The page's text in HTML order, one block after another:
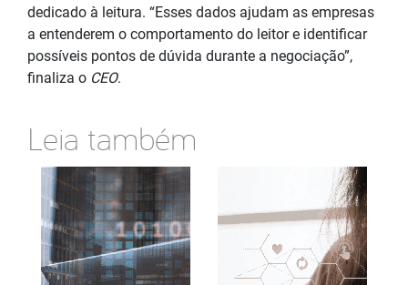
dedicado à leitura. “Esses dados ajudam as empresas
a entenderem o comportamento do leitor e identificar
possíveis pontos de dúvida durante a negociação”,
finaliza o CEO.
Leia também